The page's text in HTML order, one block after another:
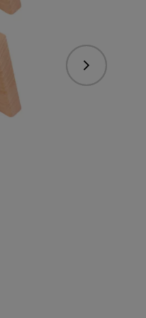
Nasledujúce